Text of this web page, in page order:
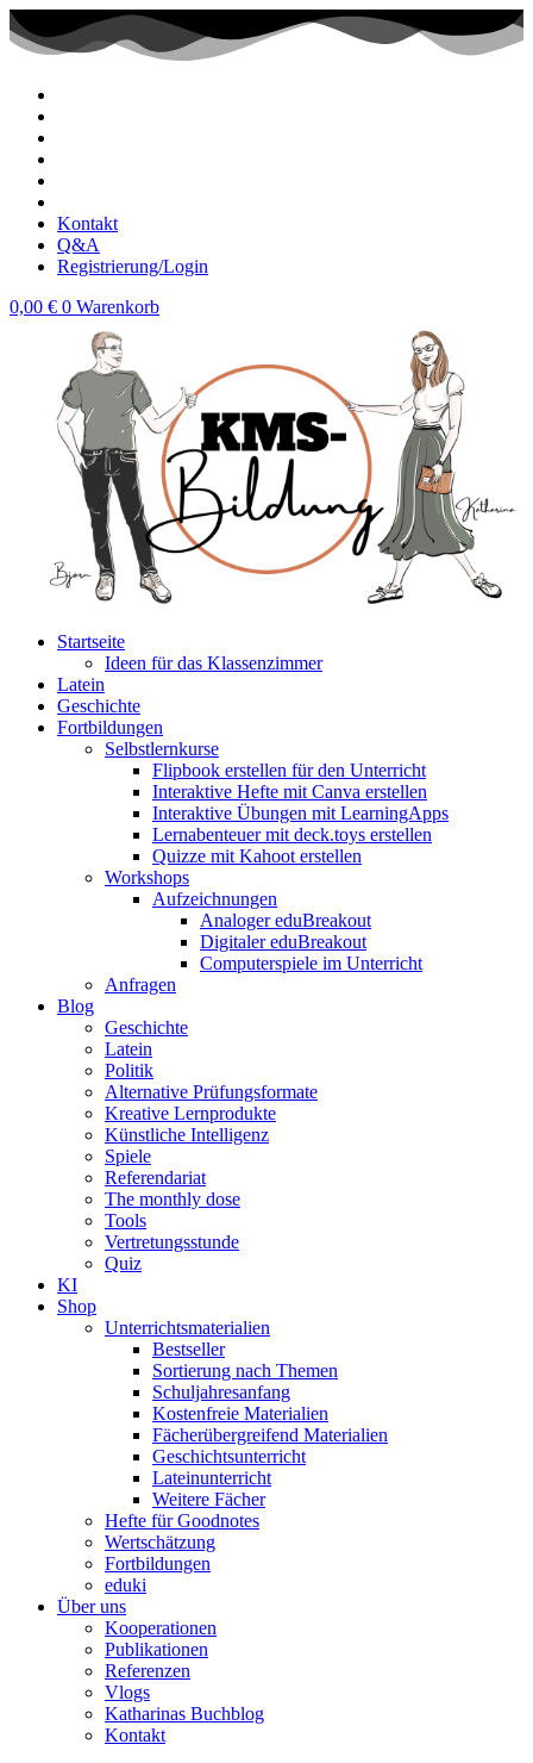
Zum
Inhalt
wechseln
Kontakt
Q&A
Registrierung/Login
0,00 € 0 Warenkorb
Startseite
Ideen für das Klassenzimmer
Latein
Geschichte
Fortbildungen
Selbstlernkurse
Flipbook erstellen für den Unterricht
Interaktive Hefte mit Canva erstellen
Interaktive Übungen mit LearningApps
Lernabenteuer mit deck.toys erstellen
Quizze mit Kahoot erstellen
Workshops
Aufzeichnungen
Analoger eduBreakout
Digitaler eduBreakout
Computerspiele im Unterricht
Anfragen
Blog
Geschichte
Latein
Politik
Alternative Prüfungsformate
Kreative Lernprodukte
Künstliche Intelligenz
Spiele
Referendariat
The monthly dose
Tools
Vertretungsstunde
Quiz
KI
Shop
Unterrichtsmaterialien
Bestseller
Sortierung nach Themen
Schuljahresanfang
Kostenfreie Materialien
Fächerübergreifend Materialien
Geschichtsunterricht
Lateinunterricht
Weitere Fächer
Hefte für Goodnotes
Wertschätzung
Fortbildungen
eduki
Über uns
Kooperationen
Publikationen
Referenzen
Vlogs
Katharinas Buchblog
Kontakt